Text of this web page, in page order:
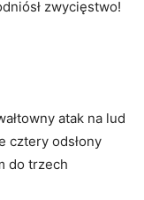
zwycięstwo!
atak na lud
cztery odsłony
do trzech